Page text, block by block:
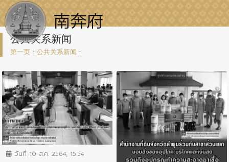
公共关系新闻
第一页 : 公共关系新闻 :
ข่าวประชาสัมพันธ์
วันที่ 10 ส.ค. 2564, 15:54